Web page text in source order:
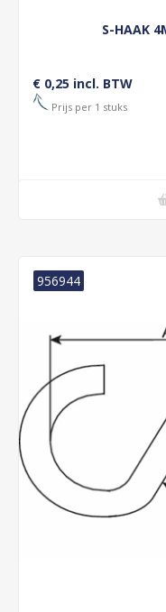
S-HAAK
€ 0,25 incl. BTW
Prijs per 1 stuks
956944